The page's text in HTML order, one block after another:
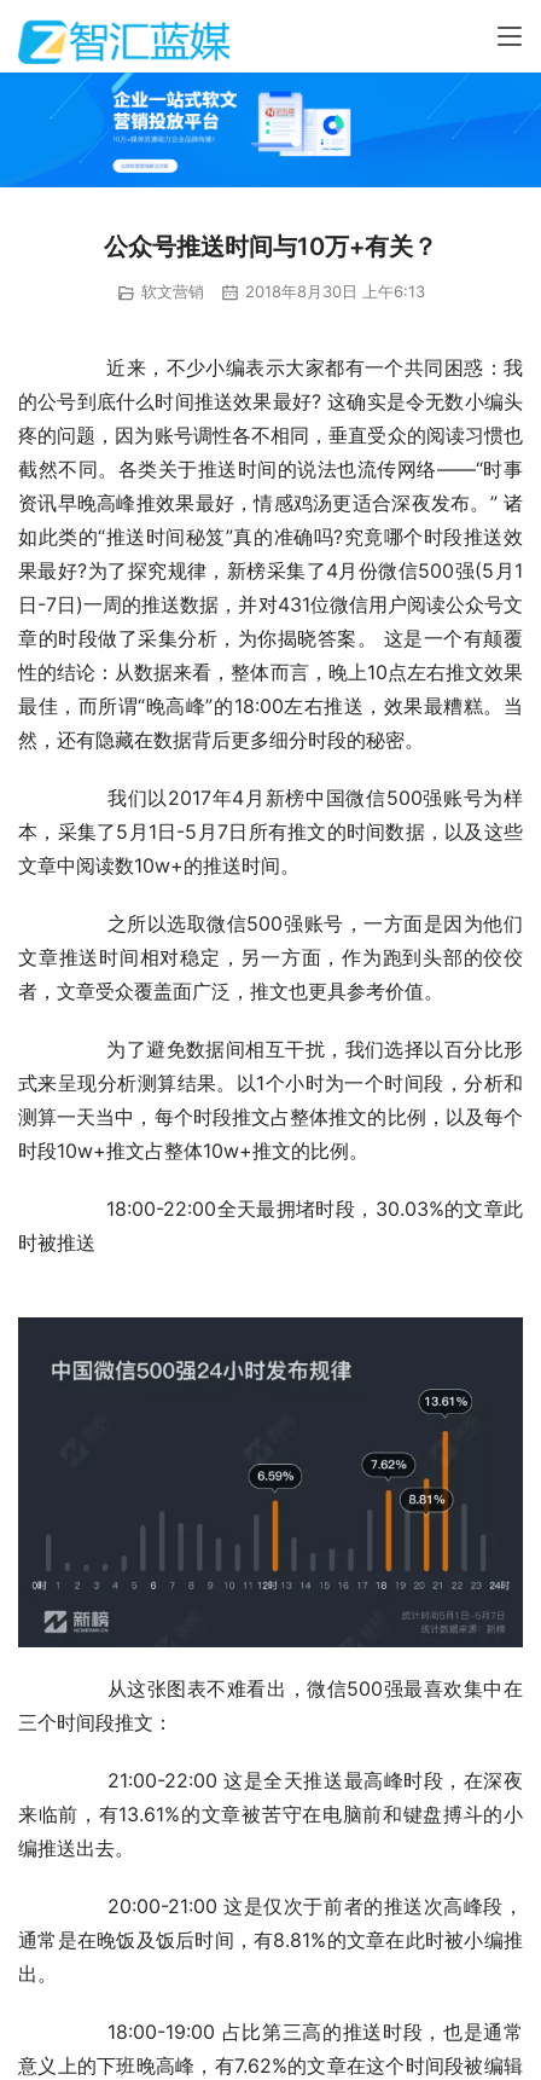
公众号推送时间与10万+有关？
软文营销 2018年8月30日 上午6:13
的公号到底什么时间推送效果最好? 这确实是令无数小编头
疼的问题，因为账号调性各不相同，垂直受众的阅读习惯也
截然不同。各类关于推送时间的说法也流传网络——“时事
资讯早晚高峰推效果最好，情感鸡汤更适合深夜发布。” 诸
如此类的“推送时间秘笈”真的准确吗?究竟哪个时段推送效
果最好?为了探究规律，新榜采集了4月份微信500强(5月1
日-7日)一周的推送数据，并对431位微信用户阅读公众号文
章的时段做了采集分析，为你揭晓答案。 这是一个有颠覆
性的结论：从数据来看，整体而言，晚上10点左右推文效果
最佳，而所谓“晚高峰”的18:00左右推送，效果最糟糕。当
然，还有隐藏在数据背后更多细分时段的秘密。
本，采集了5月1日-5月7日所有推文的时间数据，以及这些
文章中阅读数10w+的推送时间。
文章推送时间相对稳定，另一方面，作为跑到头部的佼佼
者，文章受众覆盖面广泛，推文也更具参考价值。
式来呈现分析测算结果。以1个小时为一个时间段，分析和
测算一天当中，每个时段推文占整体推文的比例，以及每个
时段10w+推文占整体10w+推文的比例。
时被推送
三个时间段推文：
来临前，有13.61%的文章被苦守在电脑前和键盘搏斗的小
编推送出去。
通常是在晚饭及饭后时间，有8.81%的文章在此时被小编推
出。
意义上的下班晚高峰，有7.62%的文章在这个时间段被编辑